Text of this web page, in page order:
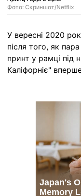
Фото: Скриншот/Netflix
У вересні 2020
після того, як
принт у рамці
Каліфорніє"